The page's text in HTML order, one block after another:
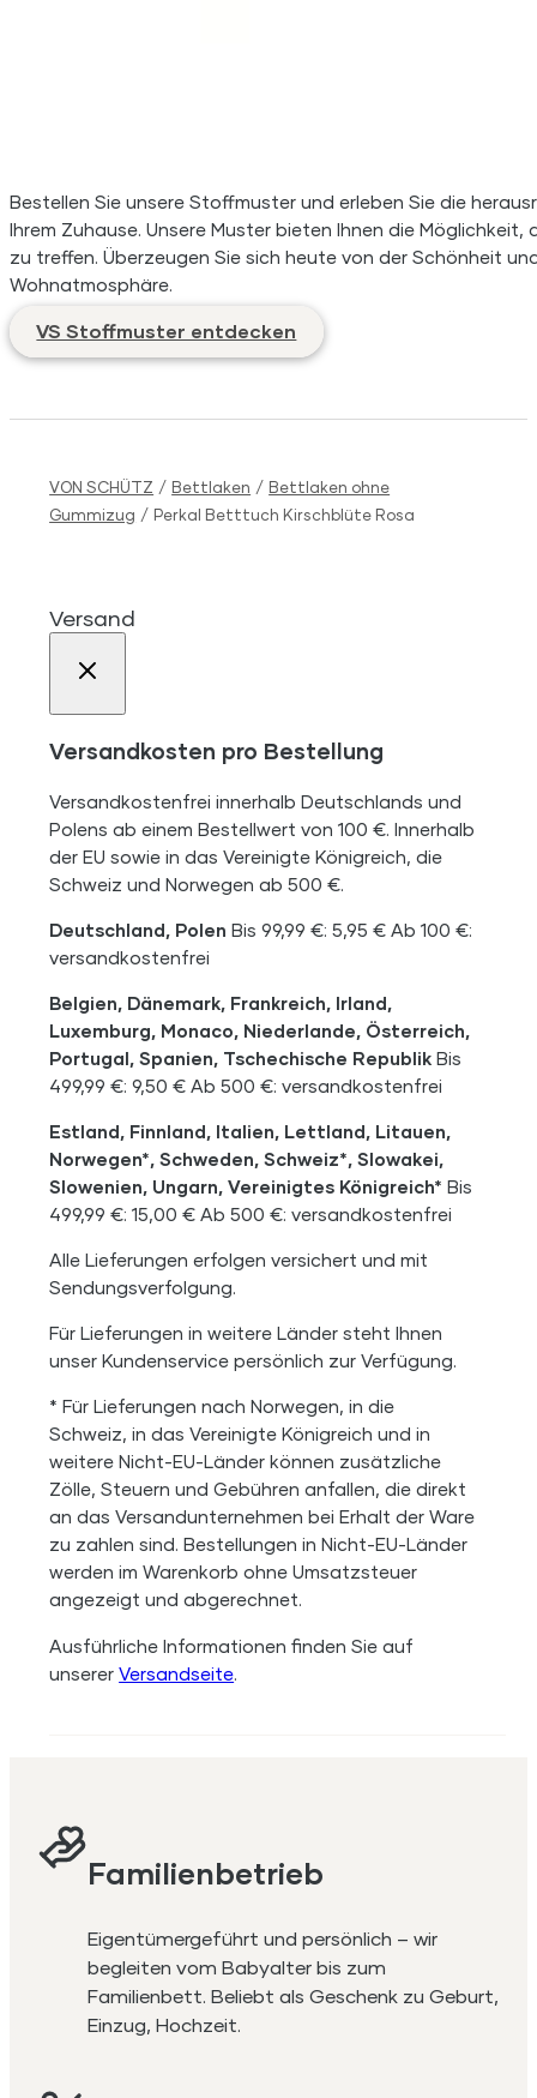
Bestellen Sie unsere Stoffmuster und erleben Sie die
Ihrem Zuhause. Unsere Muster bieten Ihnen die
zu treffen. Überzeugen Sie sich heute von der Schönheit
Wohnatmosphäre.
VS Stoffmuster entdecken
VON SCHÜTZ / Bettlaken / Bettlaken ohne
Gummizug / Perkal Betttuch Kirschblüte Rosa
Versand
Versandkosten pro Bestellung
Versandkostenfrei innerhalb Deutschlands und
Polens ab einem Bestellwert von 100 €. Innerhalb
der EU sowie in das Vereinigte Königreich, die
Schweiz und Norwegen ab 500 €.
Deutschland, Polen Bis 99,99 €: 5,95 € Ab 100 €:
versandkostenfrei
Belgien, Dänemark, Frankreich, Irland,
Luxemburg, Monaco, Niederlande, Österreich,
Portugal, Spanien, Tschechische Republik Bis
499,99 €: 9,50 € Ab 500 €: versandkostenfrei
Estland, Finnland, Italien, Lettland, Litauen,
Norwegen*, Schweden, Schweiz*, Slowakei,
Slowenien, Ungarn, Vereinigtes Königreich* Bis
499,99 €: 15,00 € Ab 500 €: versandkostenfrei
Alle Lieferungen erfolgen versichert und mit
Sendungsverfolgung.
Für Lieferungen in weitere Länder steht Ihnen
unser Kundenservice persönlich zur Verfügung.
* Für Lieferungen nach Norwegen, in die
Schweiz, in das Vereinigte Königreich und in
weitere Nicht-EU-Länder können zusätzliche
Zölle, Steuern und Gebühren anfallen, die direkt
an das Versandunternehmen bei Erhalt der Ware
zu zahlen sind. Bestellungen in Nicht-EU-Länder
werden im Warenkorb ohne Umsatzsteuer
angezeigt und abgerechnet.
Ausführliche Informationen finden Sie auf
unsererVersandseite
Familienbetrieb
Eigentümergeführt und persönlich – wir
begleiten vom Babyalter bis zum
Familienbett. Beliebt als Geschenk zu Geburt,
Einzug, Hochzeit.